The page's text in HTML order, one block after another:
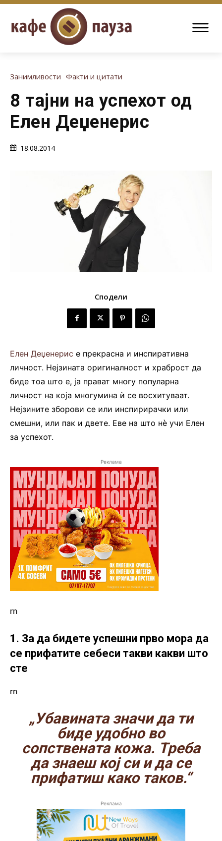
Занимливости Факти и цитати
8 тајни на успехот од
Елен Деџенерис
18.08.2014
Сподели
Елен Деџенерис е прекрасна и инспиративна
личност. Нејзината оригиналност и храброст да
биде тоа што е, ја прават многу популарна
личност на која многумина ѝ се восхитуваат.
Нејзините зборови се или инспирирачки или
смешни, или пак и двете. Еве на што нè учи Елен
за успехот.
Реклама
rn
1. За да бидете успешни прво мора да
се прифатите себеси такви какви што
сте
rn
„Убавината значи да ти
биде удобно во
сопствената кожа. Треба
да знаеш кој си и да се
прифатиш како таков.“
Реклама